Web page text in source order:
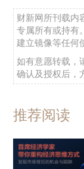
财新网所刊载内
专属所有或持有
建立镜像等任何
如有意愿转载，
确认及授权后，
推荐阅读